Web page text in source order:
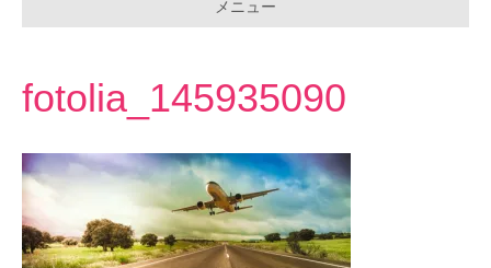
メニュー
fotolia_145935090